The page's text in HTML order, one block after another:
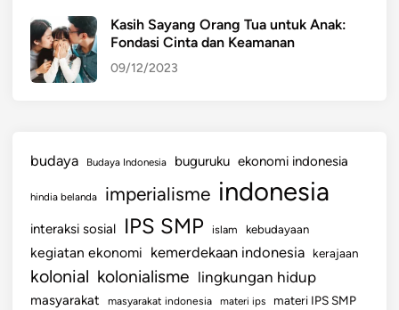
n
G
r
r
i
)
Y
a
Kasih Sayang Orang Tua untuk Anak:
Fondasi Cinta dan Keamanan
09/12/2023
budaya Budaya Indonesia buguruku ekonomi indonesia
hindia belanda imperialisme indonesia
interaksi sosial IPS SMP islam kebudayaan
kegiatan ekonomi kemerdekaan indonesia kerajaan
kolonial kolonialisme lingkungan hidup
masyarakat masyarakat indonesia materi ips materi IPS SMP